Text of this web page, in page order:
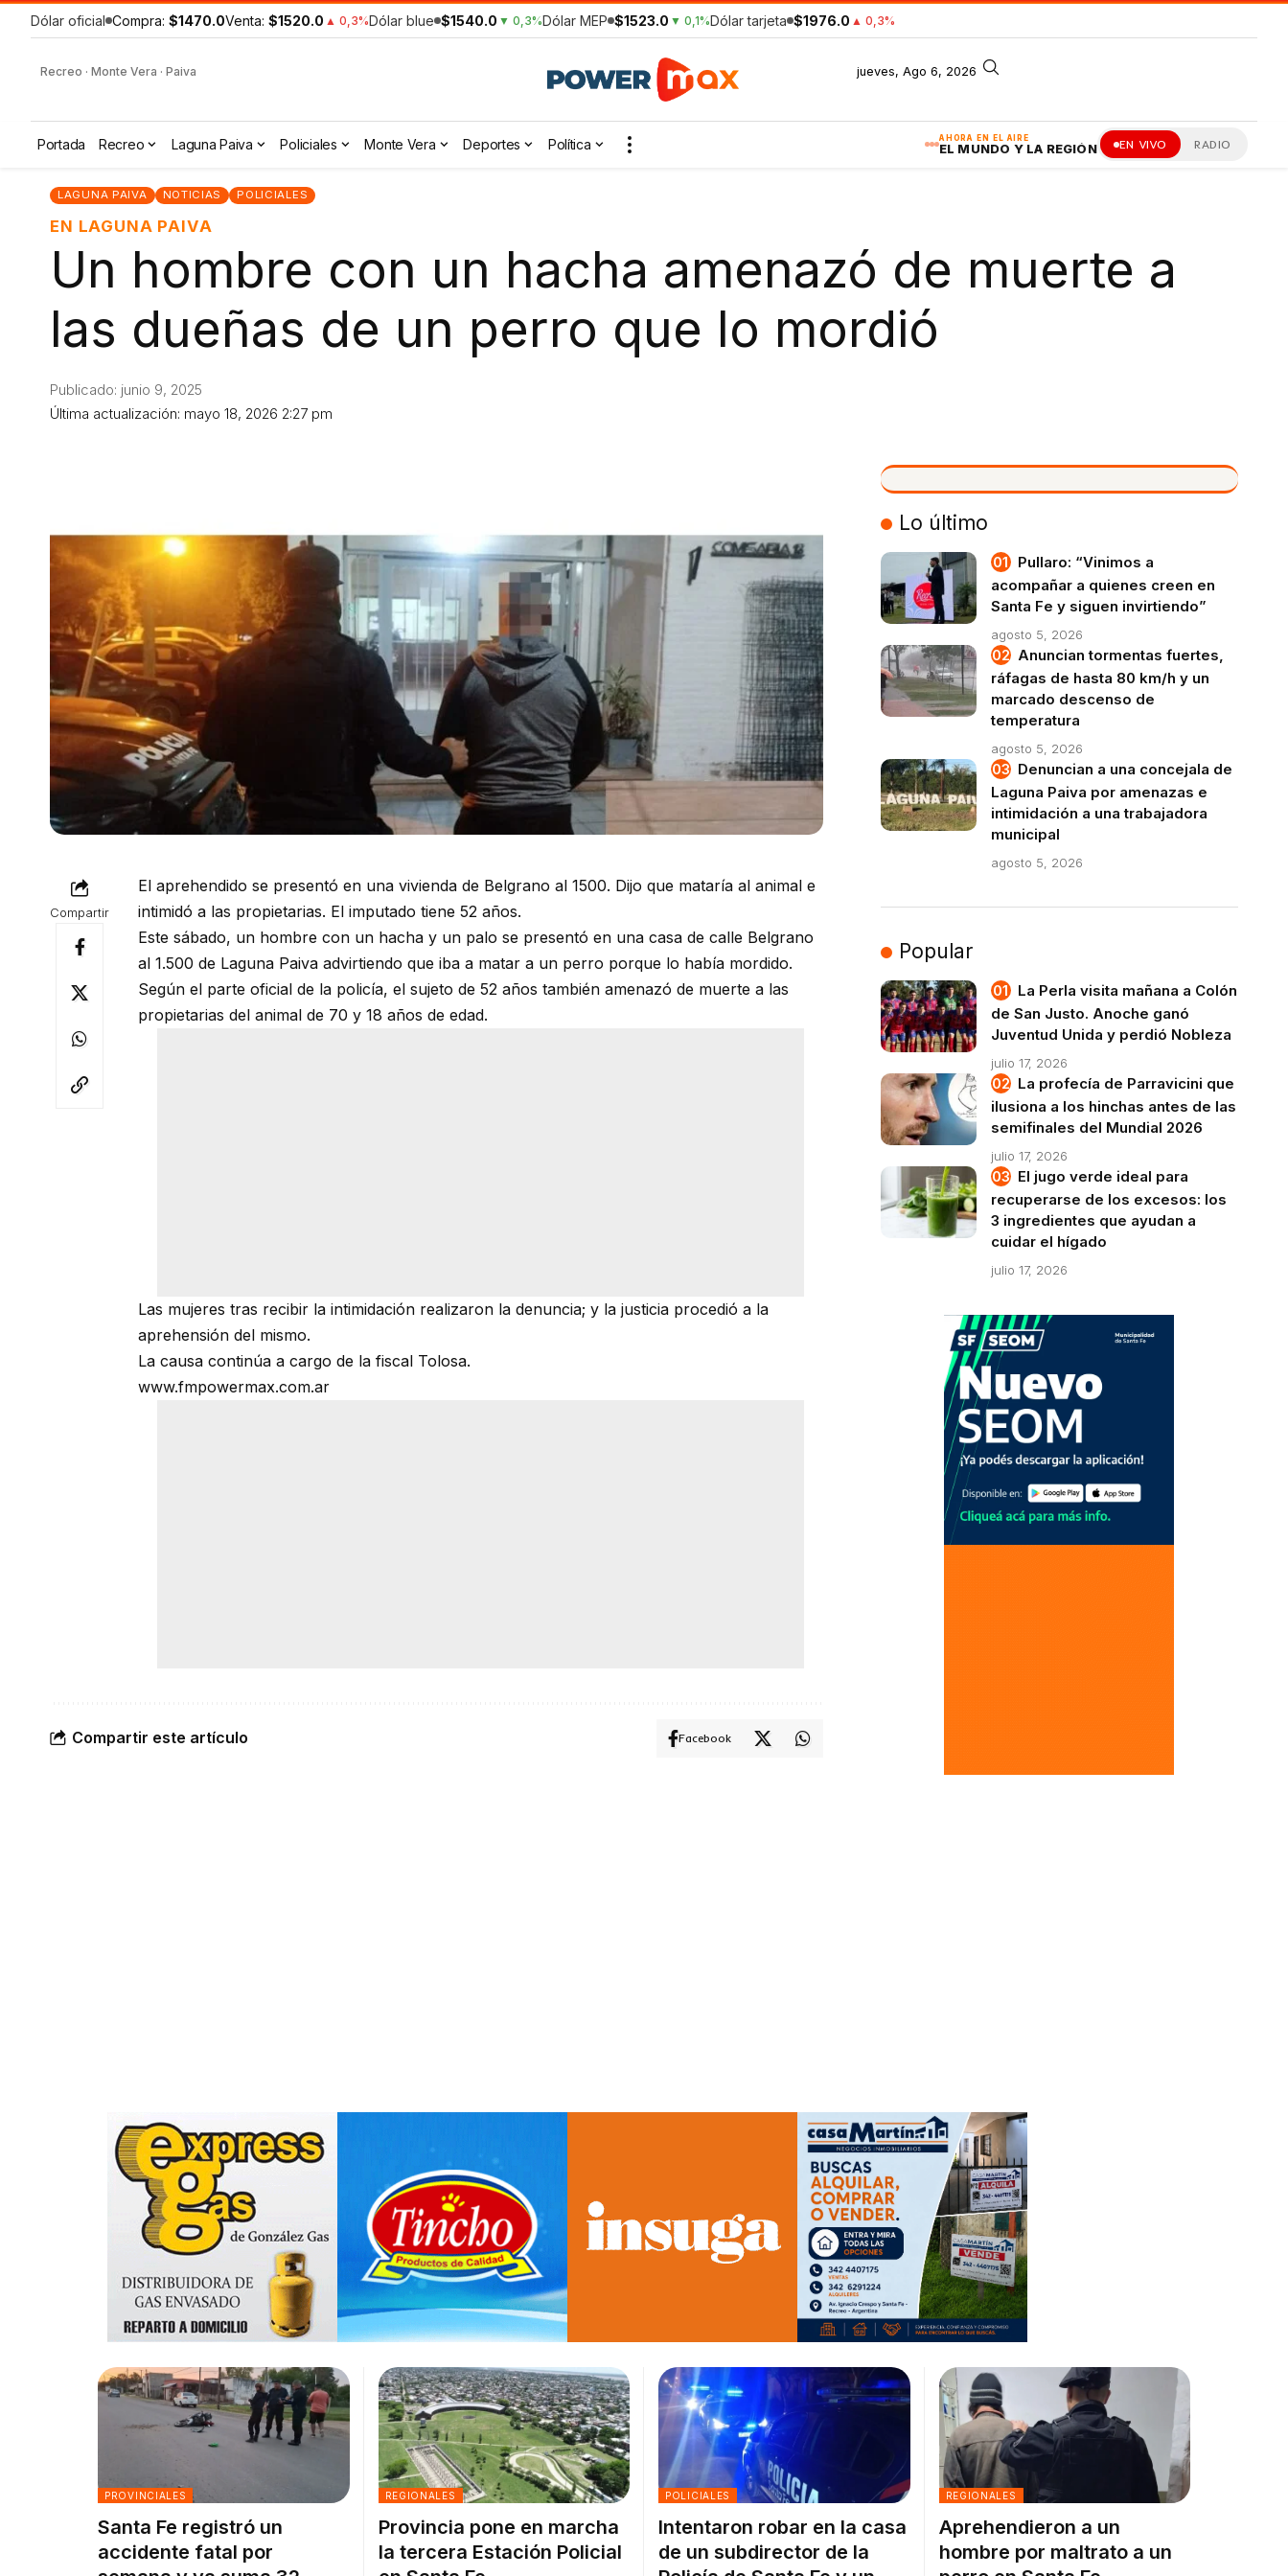
Dólar oficial Compra: $1470.0Venta: $1520.0 ▲ 0,3%Dólar blue $1540.0 ▼ 0,3%Dólar MEP $1523.0 ▼ 0,1%Dólar tarjeta $1976.0 ▲ 0,3%
Recreo · Monte Vera · Paiva jueves, Ago 6, 2026
AHORA EN EL AIRE
EL MUNDO Y LA REGIÓN EN VIVO RADIO
Portada Recreo Laguna Paiva Policiales Monte Vera Deportes Política
LAGUNA PAIVA NOTICIAS POLICIALES
EN LAGUNA PAIVA
Un hombre con un hacha amenazó de muerte a
las dueñas de un perro que lo mordió
Última actualización: mayo 18, 2026 2:27 pm
Publicado: junio 9, 2025
Compartir
El aprehendido se presentó en una vivienda de Belgrano al 1500. Dijo que mataría al animal e
intimidó a las propietarias. El imputado tiene 52 años.
Este sábado, un hombre con un hacha y un palo se presentó en una casa de calle Belgrano
al 1.500 de Laguna Paiva advirtiendo que iba a matar a un perro porque lo había mordido.
Según el parte oficial de la policía, el sujeto de 52 años también amenazó de muerte a las
propietarias del animal de 70 y 18 años de edad.
Las mujeres tras recibir la intimidación realizaron la denuncia; y la justicia procedió a la
aprehensión del mismo.
La causa continúa a cargo de la fiscal Tolosa.
www.fmpowermax.com.ar
Compartir este artículo Facebook
VIVO
Lo último
Pullaro: “Vinimos a
acompañar a quienes creen en
Santa Fe y siguen invirtiendo”
agosto 5, 2026
Anuncian tormentas fuertes,
ráfagas de hasta 80 km/h y un
marcado descenso de
temperatura
agosto 5, 2026
Denuncian a una concejala de
Laguna Paiva por amenazas e
intimidación a una trabajadora
municipal
agosto 5, 2026
Popular
La Perla visita mañana a Colón
de San Justo. Anoche ganó
Juventud Unida y perdió Nobleza
julio 17, 2026
La profecía de Parravicini que
ilusiona a los hinchas antes de las
semifinales del Mundial 2026
julio 17, 2026
El jugo verde ideal para
recuperarse de los excesos: los
3 ingredientes que ayudan a
cuidar el hígado
julio 17, 2026
PROVINCIALES
Santa Fe registró un
accidente fatal por
REGIONALES
Provincia pone en marcha
la tercera Estación Policial
POLICIALES
Intentaron robar en la casa
de un subdirector de la
REGIONALES
Aprehendieron a un
hombre por maltrato a un